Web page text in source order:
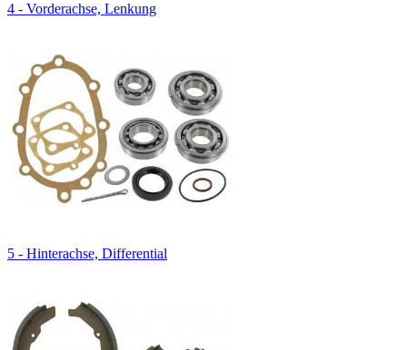
4 - Vorderachse, Lenkung
5 - Hinterachse, Differential